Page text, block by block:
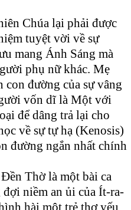
Chúa lại phải được
tuyệt vời về sự
mang Ánh Sáng mà
phụ nữ khác. Mẹ
đường của sự vâng
vốn dĩ là Một với
để dâng trả lại cho
về sự tự hạ (Kenosis)
đường ngắn nhất chính
Thờ là một bài ca
niềm an ủi của Ít-ra-
hài một trẻ thơ yếu